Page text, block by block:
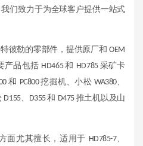
们致力于为全球客户提供一站式
彼勒的零部件，提供原厂和 OEM
产品包括 HD465和 HD785 采矿卡
和 PC800挖掘机、小松WA380、
D155、 D355和 D475 推土机以及山
面尤其擅长，适用于 HD785-7、